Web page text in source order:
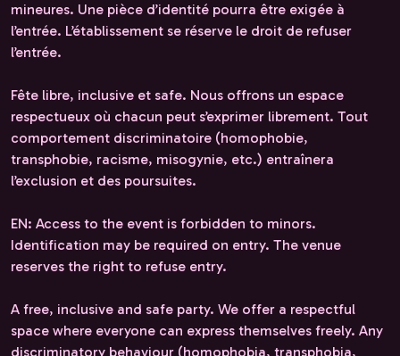
mineures. Une pièce d’identité pourra être exigée à
l’entrée. L’établissement se réserve le droit de refuser
l’entrée.
Fête libre, inclusive et safe. Nous offrons un espace
respectueux où chacun peut s’exprimer librement. Tout
comportement discriminatoire (homophobie,
transphobie, racisme, misogynie, etc.) entraînera
l’exclusion et des poursuites.
EN: Access to the event is forbidden to minors.
Identification may be required on entry. The venue
reserves the right to refuse entry.
A free, inclusive and safe party. We offer a respectful
space where everyone can express themselves freely. Any
discriminatory behaviour (homophobia, transphobia,